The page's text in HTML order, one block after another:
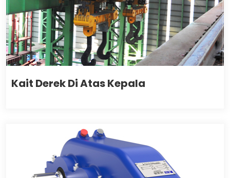
Kait Derek Di Atas Kepala